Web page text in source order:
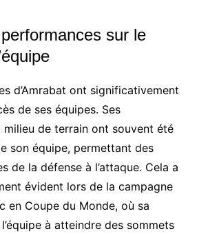
sur le
d’Amrabat ont significativement
de ses équipes. Ses
de terrain ont souvent été
son équipe, permettant des
de la défense à l’attaque. Cela a
évident lors de la campagne
en Coupe du Monde, où sa
à atteindre des sommets